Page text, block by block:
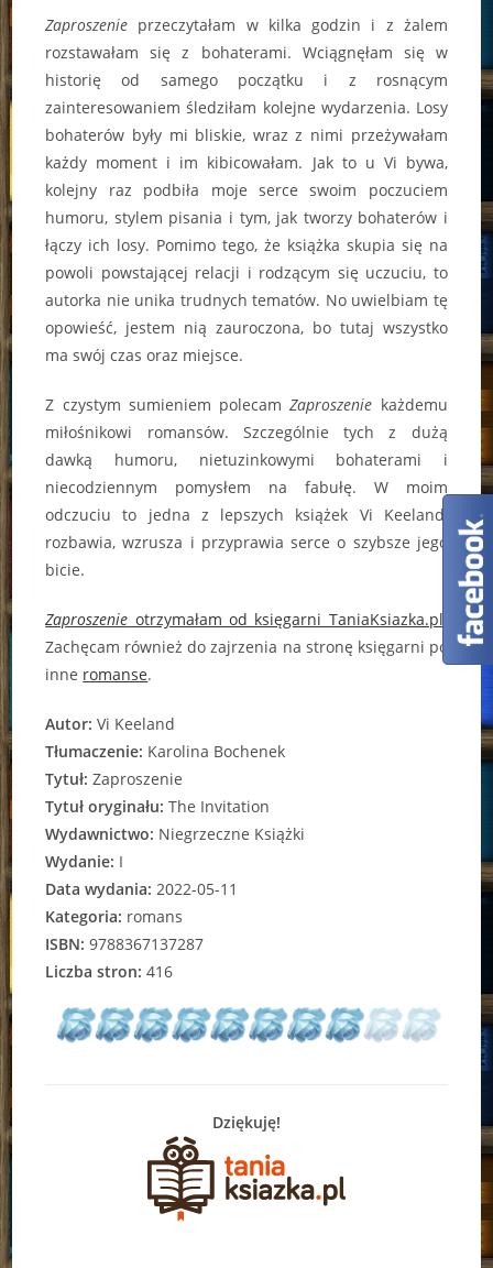
Zaproszenie przeczytałam w kilka godzin i z żalem
rozstawałam się z bohaterami. Wciągnęłam się w
historię od samego początku i z rosnącym
zainteresowaniem śledziłam kolejne wydarzenia. Losy
bohaterów były mi bliskie, wraz z nimi przeżywałam
każdy moment i im kibicowałam. Jak to u Vi bywa,
kolejny raz podbiła moje serce swoim poczuciem
humoru, stylem pisania i tym, jak tworzy bohaterów i
łączy ich losy. Pomimo tego, że książka skupia się na
powoli powstającej relacji i rodzącym się uczuciu, to
autorka nie unika trudnych tematów. No uwielbiam tę
opowieść, jestem nią zauroczona, bo tutaj wszystko
ma swój czas oraz miejsce.
Z czystym sumieniem polecamZaproszenie każdemu
miłośnikowi romansów. Szczególnie tych z dużą
dawką humoru, nietuzinkowymi bohaterami i
niecodziennym pomysłem na fabułę. W moim
odczuciu to jedna z lepszych książek Vi Keeland,
rozbawia, wzrusza i przyprawia serce o szybsze jego
bicie.
Zaproszenie otrzymałam od księgarni TaniaKsiazka.pl
Zachęcam również do zajrzenia na stronę księgarni po
inne romanse.
Autor: Vi Keeland
Tłumaczenie: Karolina Bochenek
Tytuł: Zaproszenie
Tytuł oryginału: The Invitation
Wydawnictwo: Niegrzeczne Książki
Wydanie: I
Data wydania: 2022-05-11
Kategoria: romans
ISBN: 9788367137287
Liczba stron: 416
Dziękuję!